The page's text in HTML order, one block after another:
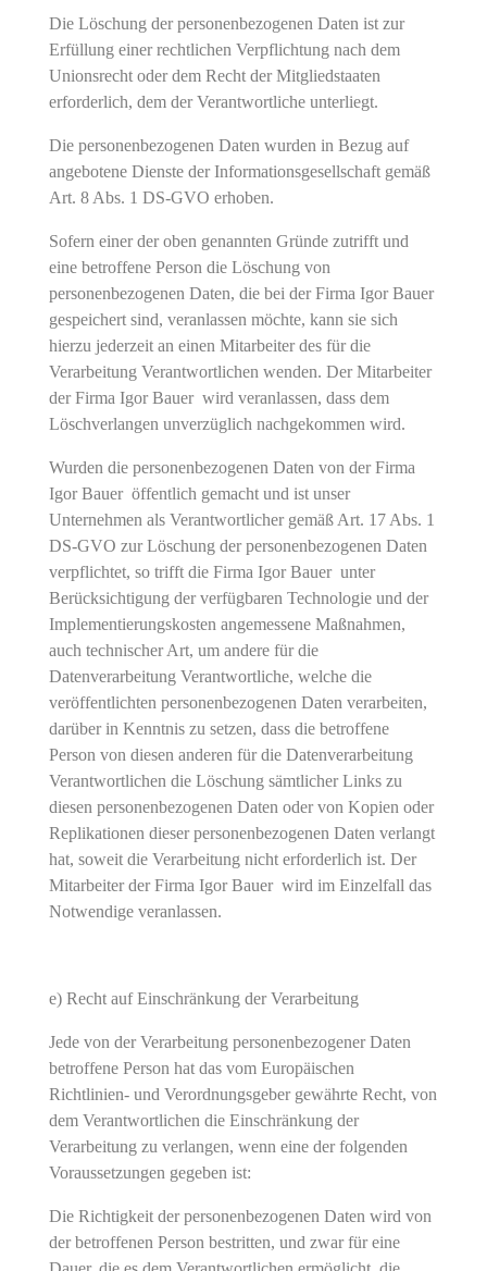
Die Löschung der personenbezogenen Daten ist zur
Erfüllung einer rechtlichen Verpflichtung nach dem
Unionsrecht oder dem Recht der Mitgliedstaaten
erforderlich, dem der Verantwortliche unterliegt.
Die personenbezogenen Daten wurden in Bezug auf
angebotene Dienste der Informationsgesellschaft gemäß
Art. 8 Abs. 1 DS-GVO erhoben.
Sofern einer der oben genannten Gründe zutrifft und
eine betroffene Person die Löschung von
personenbezogenen Daten, die bei der Firma Igor Bauer
gespeichert sind, veranlassen möchte, kann sie sich
hierzu jederzeit an einen Mitarbeiter des für die
Verarbeitung Verantwortlichen wenden. Der Mitarbeiter
der Firma Igor Bauer wird veranlassen, dass dem
Löschverlangen unverzüglich nachgekommen wird.
Wurden die personenbezogenen Daten von der Firma
Igor Bauer öffentlich gemacht und ist unser
Unternehmen als Verantwortlicher gemäß Art. 17 Abs. 1
DS-GVO zur Löschung der personenbezogenen Daten
verpflichtet, so trifft die Firma Igor Bauer unter
Berücksichtigung der verfügbaren Technologie und der
Implementierungskosten angemessene Maßnahmen,
auch technischer Art, um andere für die
Datenverarbeitung Verantwortliche, welche die
veröffentlichten personenbezogenen Daten verarbeiten,
darüber in Kenntnis zu setzen, dass die betroffene
Person von diesen anderen für die Datenverarbeitung
Verantwortlichen die Löschung sämtlicher Links zu
diesen personenbezogenen Daten oder von Kopien oder
Replikationen dieser personenbezogenen Daten verlangt
hat, soweit die Verarbeitung nicht erforderlich ist. Der
Mitarbeiter der Firma Igor Bauer wird im Einzelfall das
Notwendige veranlassen.
e) Recht auf Einschränkung der Verarbeitung
Jede von der Verarbeitung personenbezogener Daten
betroffene Person hat das vom Europäischen
Richtlinien- und Verordnungsgeber gewährte Recht, von
dem Verantwortlichen die Einschränkung der
Verarbeitung zu verlangen, wenn eine der folgenden
Voraussetzungen gegeben ist:
Die Richtigkeit der personenbezogenen Daten wird von
der betroffenen Person bestritten, und zwar für eine